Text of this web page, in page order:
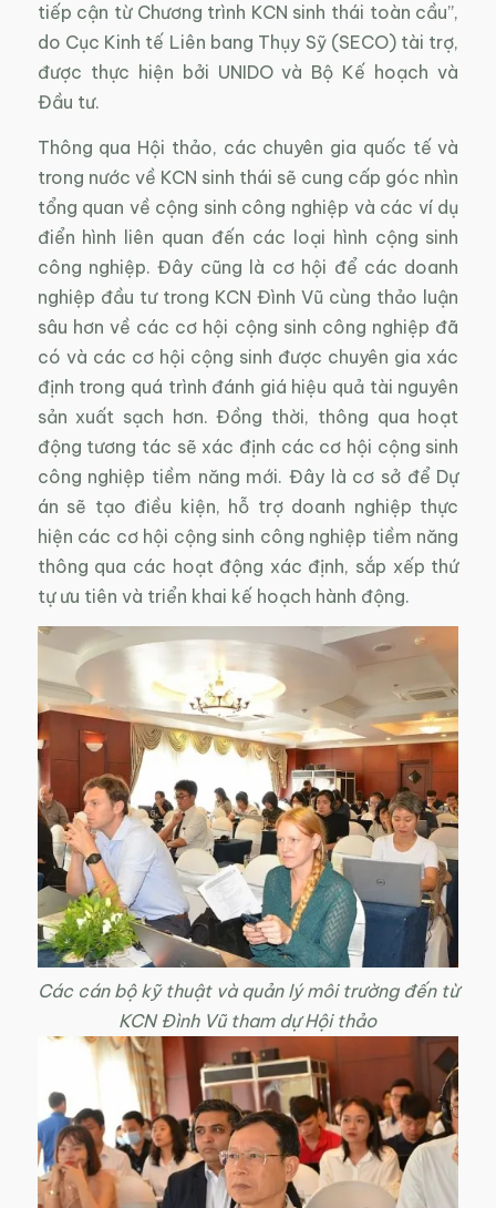
tiếp cận từ Chương trình KCN sinh thái toàn cầu”,
do Cục Kinh tế Liên bang Thụy Sỹ (SECO) tài trợ,
được thực hiện bởi UNIDO và Bộ Kế hoạch và
Đầu tư.
Thông qua Hội thảo, các chuyên gia quốc tế và
trong nước về KCN sinh thái sẽ cung cấp góc nhìn
tổng quan về cộng sinh công nghiệp và các ví dụ
điển hình liên quan đến các loại hình cộng sinh
công nghiệp. Đây cũng là cơ hội để các doanh
nghiệp đầu tư trong KCN Đình Vũ cùng thảo luận
sâu hơn về các cơ hội cộng sinh công nghiệp đã
có và các cơ hội cộng sinh được chuyên gia xác
định trong quá trình đánh giá hiệu quả tài nguyên
sản xuất sạch hơn. Đồng thời, thông qua hoạt
động tương tác sẽ xác định các cơ hội cộng sinh
công nghiệp tiềm năng mới. Đây là cơ sở để Dự
án sẽ tạo điều kiện, hỗ trợ doanh nghiệp thực
hiện các cơ hội cộng sinh công nghiệp tiềm năng
thông qua các hoạt động xác định, sắp xếp thứ
tự ưu tiên và triển khai kế hoạch hành động.
Các cán bộ kỹ thuật và quản lý môi trường đến từ
KCN Đình Vũ tham dự Hội thảo